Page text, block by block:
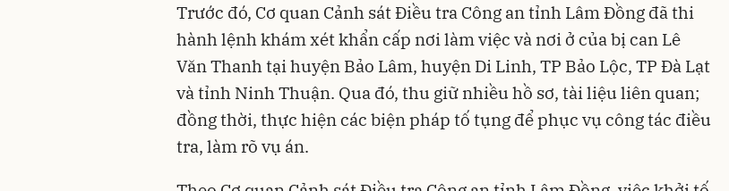
Trước đó, Cơ quan Cảnh sát Điều tra Công an tỉnh Lâm Đồng đã thi
hành lệnh khám xét khẩn cấp nơi làm việc và nơi ở của bị can Lê
Văn Thanh tại huyện Bảo Lâm, huyện Di Linh, TP Bảo Lộc, TP Đà Lạt
và tỉnh Ninh Thuận. Qua đó, thu giữ nhiều hồ sơ, tài liệu liên quan;
đồng thời, thực hiện các biện pháp tố tụng để phục vụ công tác điều
tra, làm rõ vụ án.